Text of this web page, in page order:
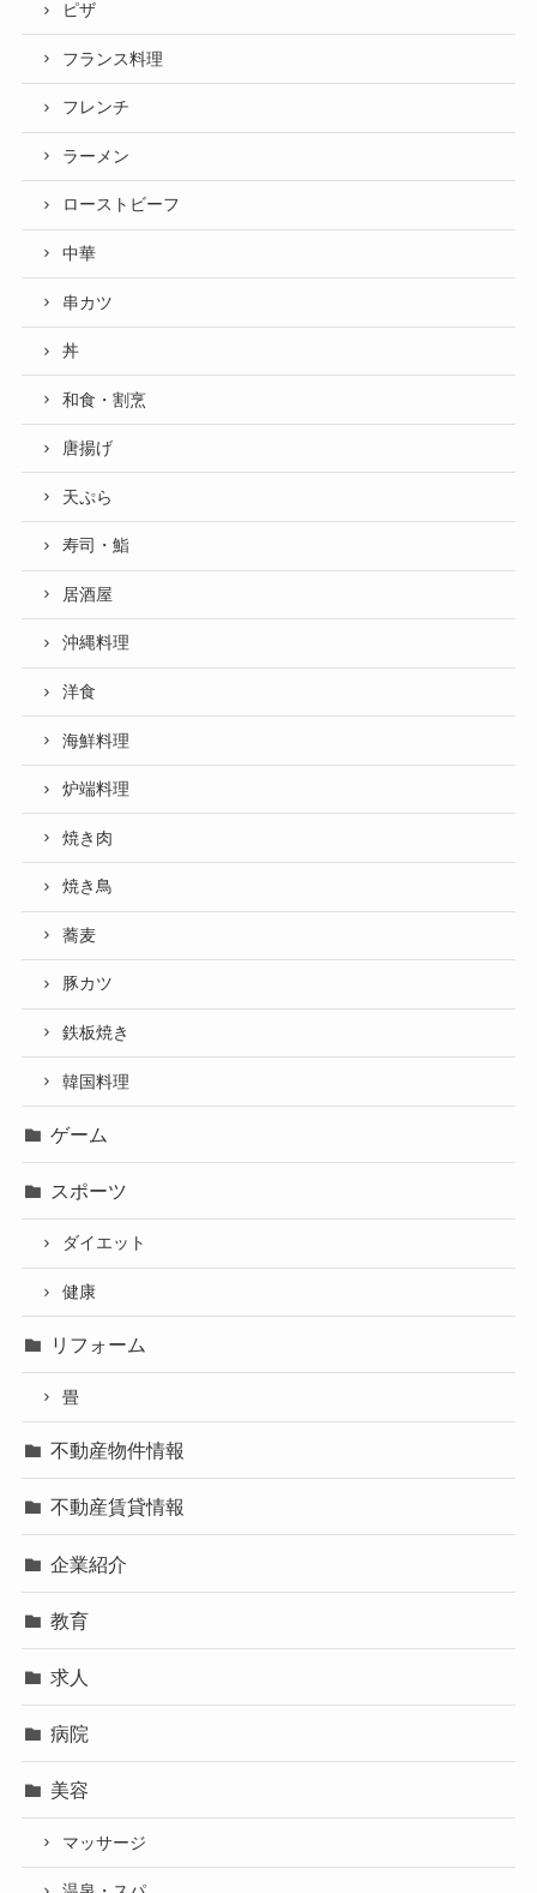
ピザ
フランス料理
フレンチ
ラーメン
ローストビーフ
中華
串カツ
丼
和食・割烹
唐揚げ
天ぷら
寿司・鮨
居酒屋
沖縄料理
洋食
海鮮料理
炉端料理
焼き肉
焼き鳥
蕎麦
豚カツ
鉄板焼き
韓国料理
ゲーム
スポーツ
ダイエット
健康
リフォーム
畳
不動産物件情報
不動産賃貸情報
企業紹介
教育
求人
病院
美容
マッサージ